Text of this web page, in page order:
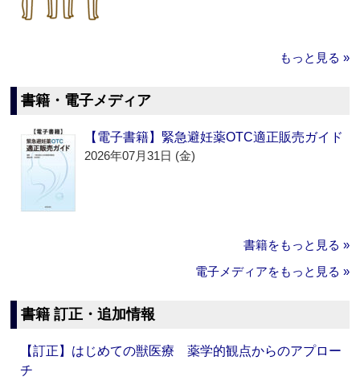
もっと見る »
書籍・電子メディア
【電子書籍】緊急避妊薬OTC適正販売ガイド
2026年07月31日 (金)
書籍をもっと見る »
電子メディアをもっと見る »
書籍 訂正・追加情報
【訂正】はじめての獣医療 薬学的観点からのアプロー
チ